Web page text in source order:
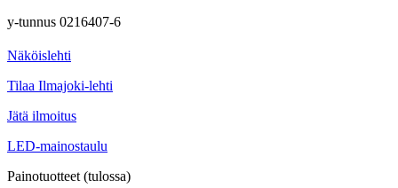
y-tunnus 0216407-6
Näköislehti
Tilaa Ilmajoki-lehti
Jätä ilmoitus
LED-mainostaulu
Painotuotteet (tulossa)